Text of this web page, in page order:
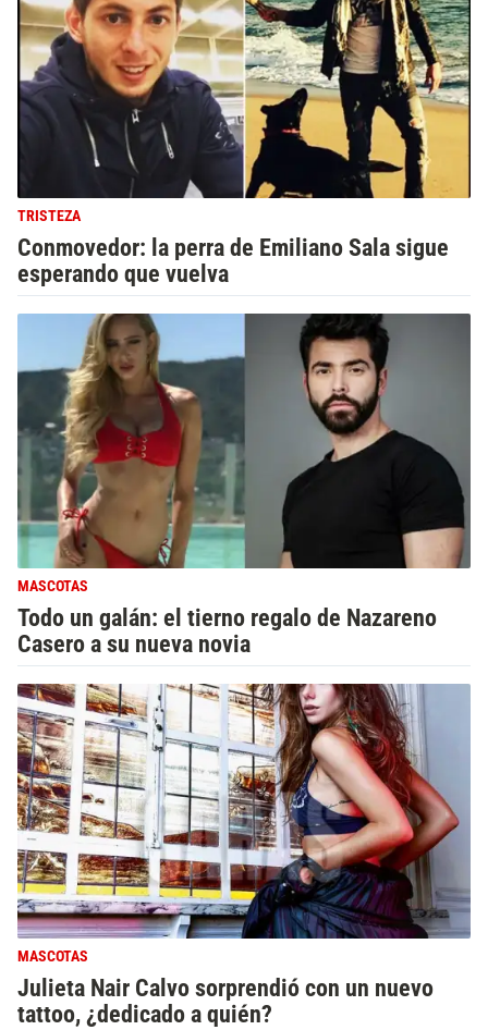
TRISTEZA
Conmovedor: la perra de Emiliano Sala sigue
esperando que vuelva
MASCOTAS
Todo un galán: el tierno regalo de Nazareno
Casero a su nueva novia
MASCOTAS
Julieta Nair Calvo sorprendió con un nuevo
tattoo, ¿dedicado a quién?